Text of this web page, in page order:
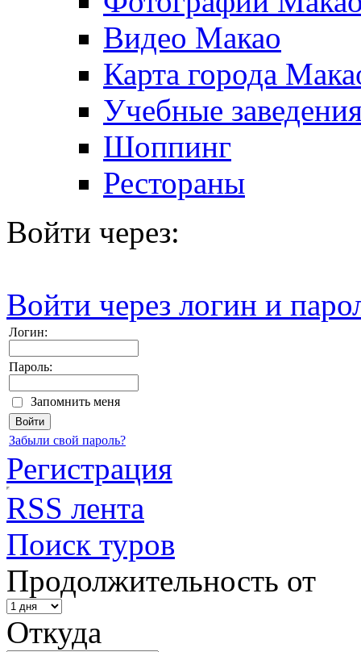
Видео Макао
Карта города
Учебные
Шоппинг
Рестораны
Войти через:
Войти через логин и
Логин:
Пароль:
Запомнить меня
Забыли свой пароль?
Регистрация
RSS лента
Поиск туров
Продолжительность от
Откуда